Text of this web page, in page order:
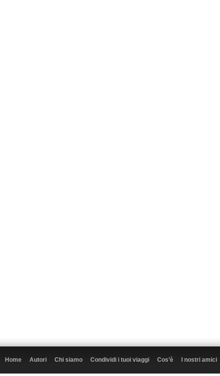
Home Autori Chi siamo Condividi i tuoi viaggi Cos’è I nostri amici